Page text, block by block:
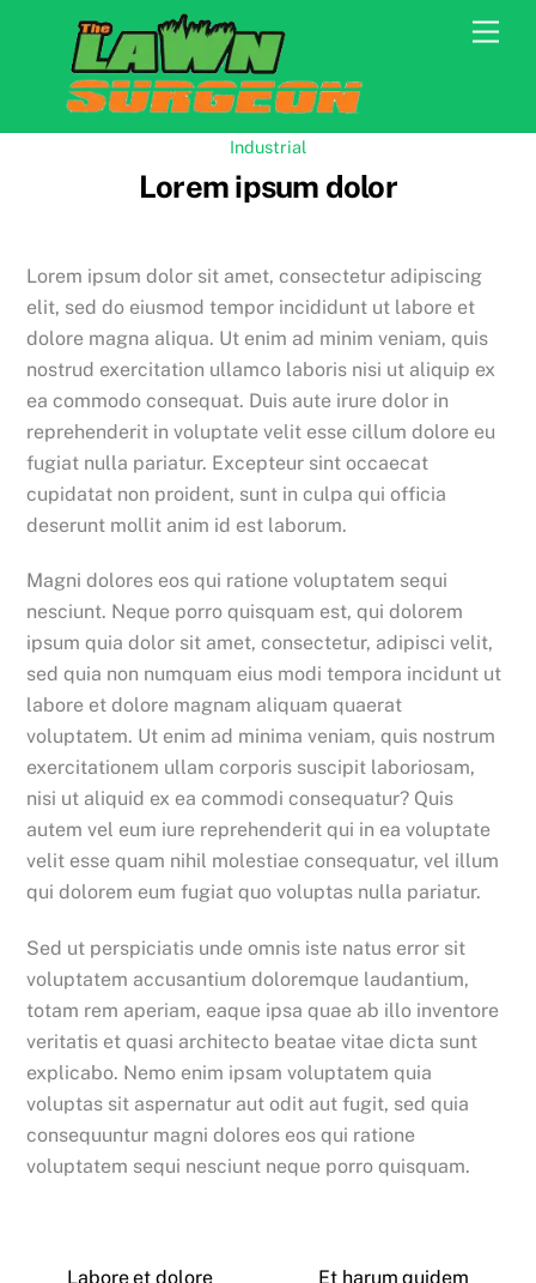
Industrial
Lorem ipsum dolor
Lorem ipsum dolor sit amet, consectetur adipiscing
elit, sed do eiusmod tempor incididunt ut labore et
dolore magna aliqua. Ut enim ad minim veniam, quis
nostrud exercitation ullamco laboris nisi ut aliquip ex
ea commodo consequat. Duis aute irure dolor in
reprehenderit in voluptate velit esse cillum dolore eu
fugiat nulla pariatur. Excepteur sint occaecat
cupidatat non proident, sunt in culpa qui officia
deserunt mollit anim id est laborum.
Magni dolores eos qui ratione voluptatem sequi
nesciunt. Neque porro quisquam est, qui dolorem
ipsum quia dolor sit amet, consectetur, adipisci velit,
sed quia non numquam eius modi tempora incidunt ut
labore et dolore magnam aliquam quaerat
voluptatem. Ut enim ad minima veniam, quis nostrum
exercitationem ullam corporis suscipit laboriosam,
nisi ut aliquid ex ea commodi consequatur? Quis
autem vel eum iure reprehenderit qui in ea voluptate
velit esse quam nihil molestiae consequatur, vel illum
qui dolorem eum fugiat quo voluptas nulla pariatur.
Sed ut perspiciatis unde omnis iste natus error sit
voluptatem accusantium doloremque laudantium,
totam rem aperiam, eaque ipsa quae ab illo inventore
veritatis et quasi architecto beatae vitae dicta sunt
explicabo. Nemo enim ipsam voluptatem quia
voluptas sit aspernatur aut odit aut fugit, sed quia
consequuntur magni dolores eos qui ratione
voluptatem sequi nesciunt neque porro quisquam.
Labore et dolore Et harum quidem